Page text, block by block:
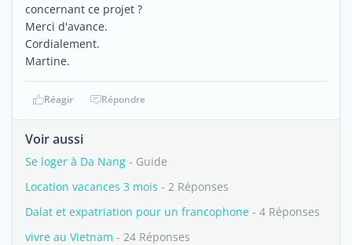
concernant ce projet ?
Merci d'avance.
Cordialement.
Martine.
Réagir Répondre
Voir aussi
Se loger à Da Nang - Guide
Location vacances 3 mois - 2 Réponses
Dalat et expatriation pour un francophone - 4 Réponses
vivre au Vietnam - 24 Réponses